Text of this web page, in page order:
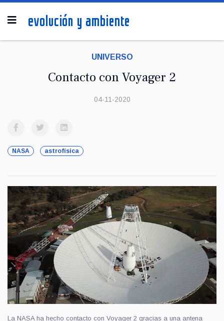
UNIVERSO
Contacto con Voyager 2
04-11-2020
NASA astrofísica
La NASA ha hecho contacto con Voyager 2 gracias a una antena